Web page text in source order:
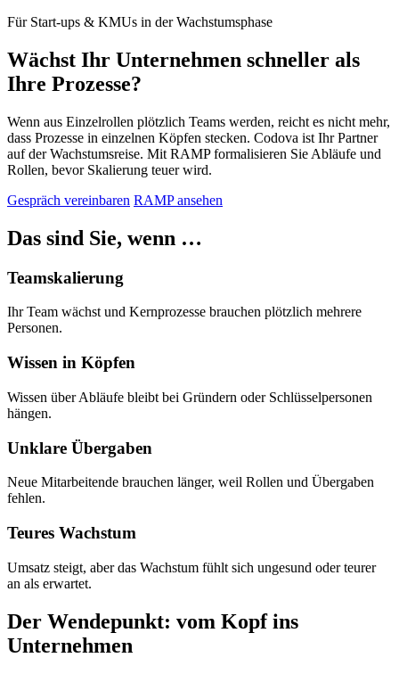
Für Start-ups & KMUs in der Wachstumsphase
Wächst Ihr Unternehmen schneller als
Ihre Prozesse?
Wenn aus Einzelrollen plötzlich Teams werden, reicht es nicht mehr,
dass Prozesse in einzelnen Köpfen stecken. Codova ist Ihr Partner
auf der Wachstumsreise. Mit RAMP formalisieren Sie Abläufe und
Rollen, bevor Skalierung teuer wird.
Gespräch vereinbaren RAMP ansehen
Das sind Sie, wenn …
Teamskalierung
Ihr Team wächst und Kernprozesse brauchen plötzlich mehrere
Personen.
Wissen in Köpfen
Wissen über Abläufe bleibt bei Gründern oder Schlüsselpersonen
hängen.
Unklare Übergaben
Neue Mitarbeitende brauchen länger, weil Rollen und Übergaben
fehlen.
Teures Wachstum
Umsatz steigt, aber das Wachstum fühlt sich ungesund oder teurer
an als erwartet.
Der Wendepunkt: vom Kopf ins
Unternehmen